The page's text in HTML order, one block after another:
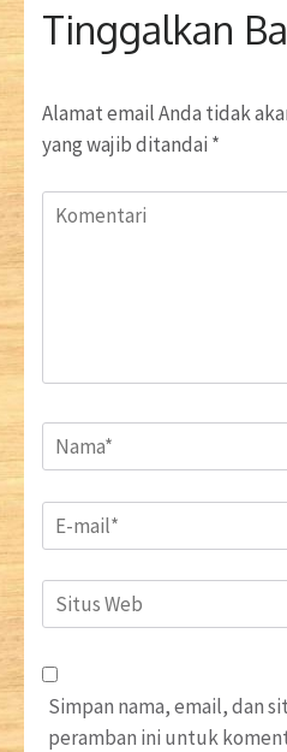
Tinggalkan
Alamat email Anda tidak
yang wajib ditandai *
Komentari
Name*
Email*
Situs
Web
Simpan nama, email, dan
peramban ini untuk